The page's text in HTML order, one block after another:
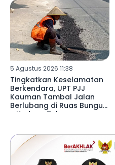
5 Agustus 2026 11:38
Tingkatkan Keselamatan
Berkendara, UPT PJJ
Kauman Tambal Jalan
Berlubang di Ruas Bungur
- Kedoyo Tulungagung